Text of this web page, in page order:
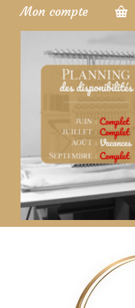
Mon compte